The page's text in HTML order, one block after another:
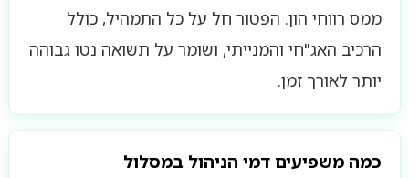
ממס רווחי הון. הפטור חל על כל התמהיל, כולל
הרכיב האג"חי והמנייתי, ושומר על תשואה נטו גבוהה
יותר לאורך זמן.
כמה משפיעים דמי הניהול במסלול